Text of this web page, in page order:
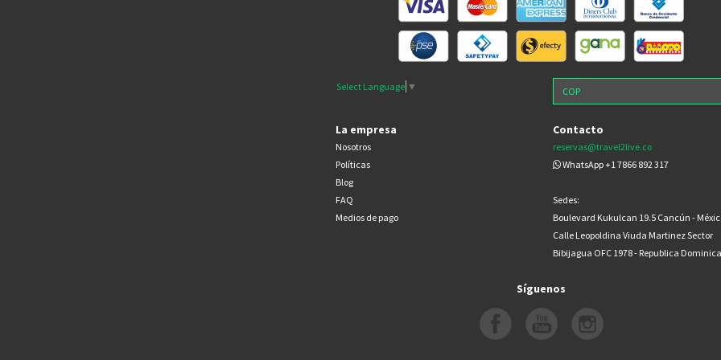
Select Language ▼
La empresa
Nosotros
Políticas
Blog
FAQ
Medios de pago
Contacto
reservas@travel2live.co
WhatsApp +1 7866 892 317
Sedes:
Boulevard Kukulcan 19.5 Cancún -
Calle Leopoldina Viuda Martinez Sector
Bibijagua OFC 1978 - Republica
Síguenos